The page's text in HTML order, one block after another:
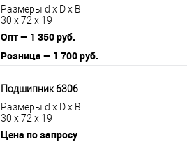
Размеры d x D x B
30 x 72 x 19
Опт — 1 350 руб.
Розница — 1 700 руб.
Подшипник 6306
Размеры d x D x B
30 x 72 x 19
Цена по запросу